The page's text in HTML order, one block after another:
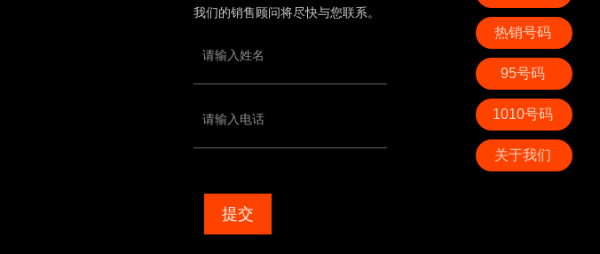
我们的销售顾问将尽快与您联系。
提交
热销号码
95号码
1010号码
关于我们